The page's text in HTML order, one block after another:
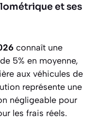
et ses
connaît une
5% en moyenne,
aux véhicules de
représente une
négligeable pour
les frais réels.